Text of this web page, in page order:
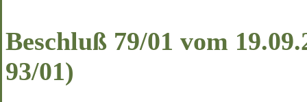
Beschluß 79/01 vom
93/01)